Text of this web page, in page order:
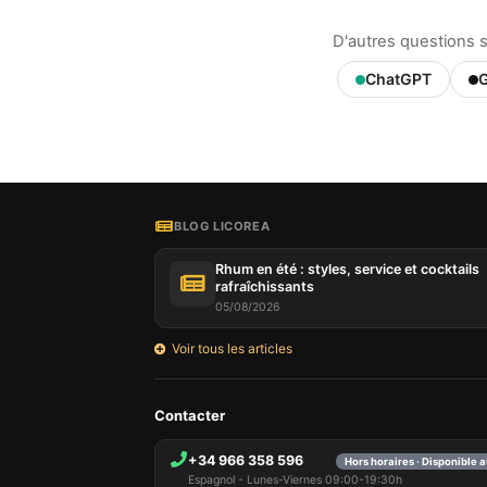
D'autres questions
ChatGPT
BLOG LICOREA
Rhum en été : styles, service et cocktails
rafraîchissants
05/08/2026
Voir tous les articles
Contacter
+34 966 358 596 Hors horaires · Disponible
Espagnol - Lunes-Viernes 09:00-19:30h
pouvez